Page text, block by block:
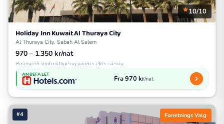
10/10
Holiday Inn Kuwait Al Thuraya City
Al Thuraya City, Sabah Al Salem
970 – 1.350 kr/nat
Priserne er omtrentlige og varierer efter sæson
ANBEFALET Fra 970 kr/nat
#4 Forretnings Valg